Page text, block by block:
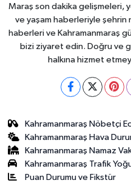
Maraş son dakika gelişmeleri,
ve yaşam haberleriyle şehrin
haberleri ve Kahramanmaraş
bizi ziyaret edin. Doğru ve
halkına hizmet
Kahramanmaraş Nöbetçi
Kahramanmaraş Hava
Kahramanmaraş Namaz
Kahramanmaraş Trafik
Puan Durumu ve Fikstür